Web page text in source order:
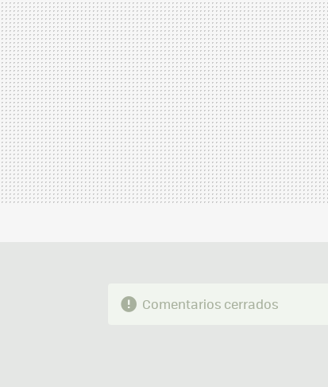
Comentarios cerrados